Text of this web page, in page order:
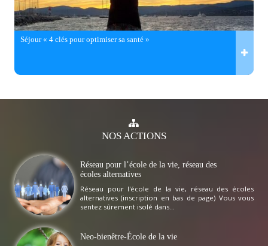
Séjour « 4 clés pour optimiser sa santé »
NOSACTIONS
Réseau pour l’école de la vie, réseau des
écoles alternatives
Réseau pour l'école de la vie, réseau des écoles
alternatives (inscription en bas de page) Vous vous
sentez sûrement isolé dans...
Neo-bienêtre-École de la vie